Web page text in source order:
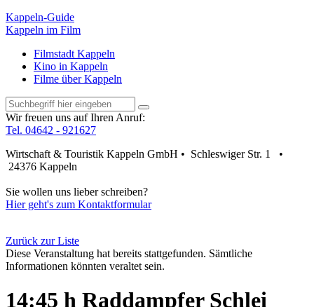
Kappeln-Guide
Kappeln im Film
Filmstadt Kappeln
Kino in Kappeln
Filme über Kappeln
Wir freuen uns auf Ihren Anruf:
Tel. 04642 - 921627
Wirtschaft & Touristik Kappeln GmbH • Schleswiger Str. 1 •
24376 Kappeln
Sie wollen uns lieber schreiben?
Hier geht's zum Kontaktformular
Zurück zur Liste
Diese Veranstaltung hat bereits stattgefunden. Sämtliche
Informationen könnten veraltet sein.
14:45 h Raddampfer Schlei